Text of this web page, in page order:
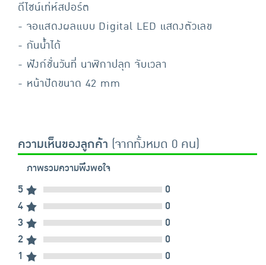
ดีไซน์เท่ห์สปอร์ต
- จอแสดงผลแบบ Digital LED แสดงตัวเลข
- กันน้ำได้
- ฟังก์ชั่นวันที่ นาฬิกาปลุก จับเวลา
- หน้าปัดขนาด 42 mm
ความเห็นของลูกค้า (จากทั้งหมด 0 คน)
ภาพรวมความพึงพอใจ
5
0
4
0
3
0
2
0
1
0